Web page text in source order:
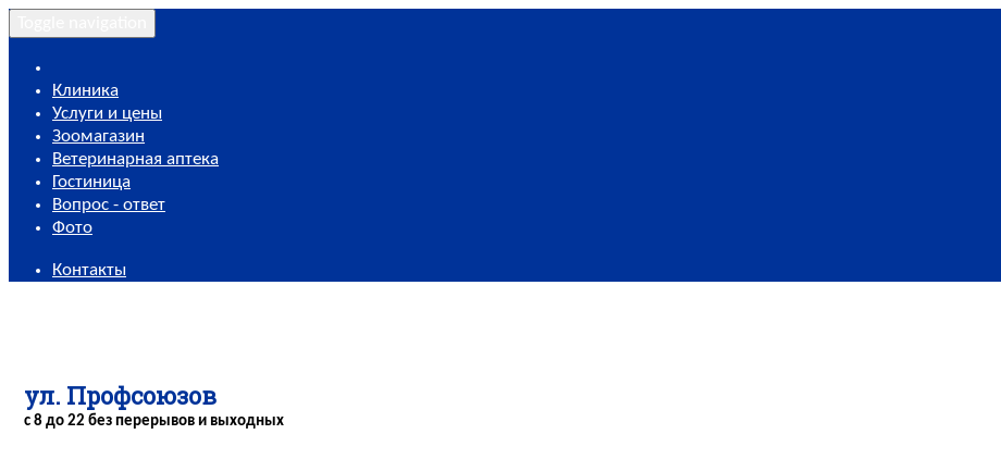
Клиника
Услуги и цены
Зоомагазин
Ветеринарная аптека
Гостиница
Вопрос - ответ
Фото
Контакты
ул. Профсоюзов
с 8 до 22 без перерывов и выходных